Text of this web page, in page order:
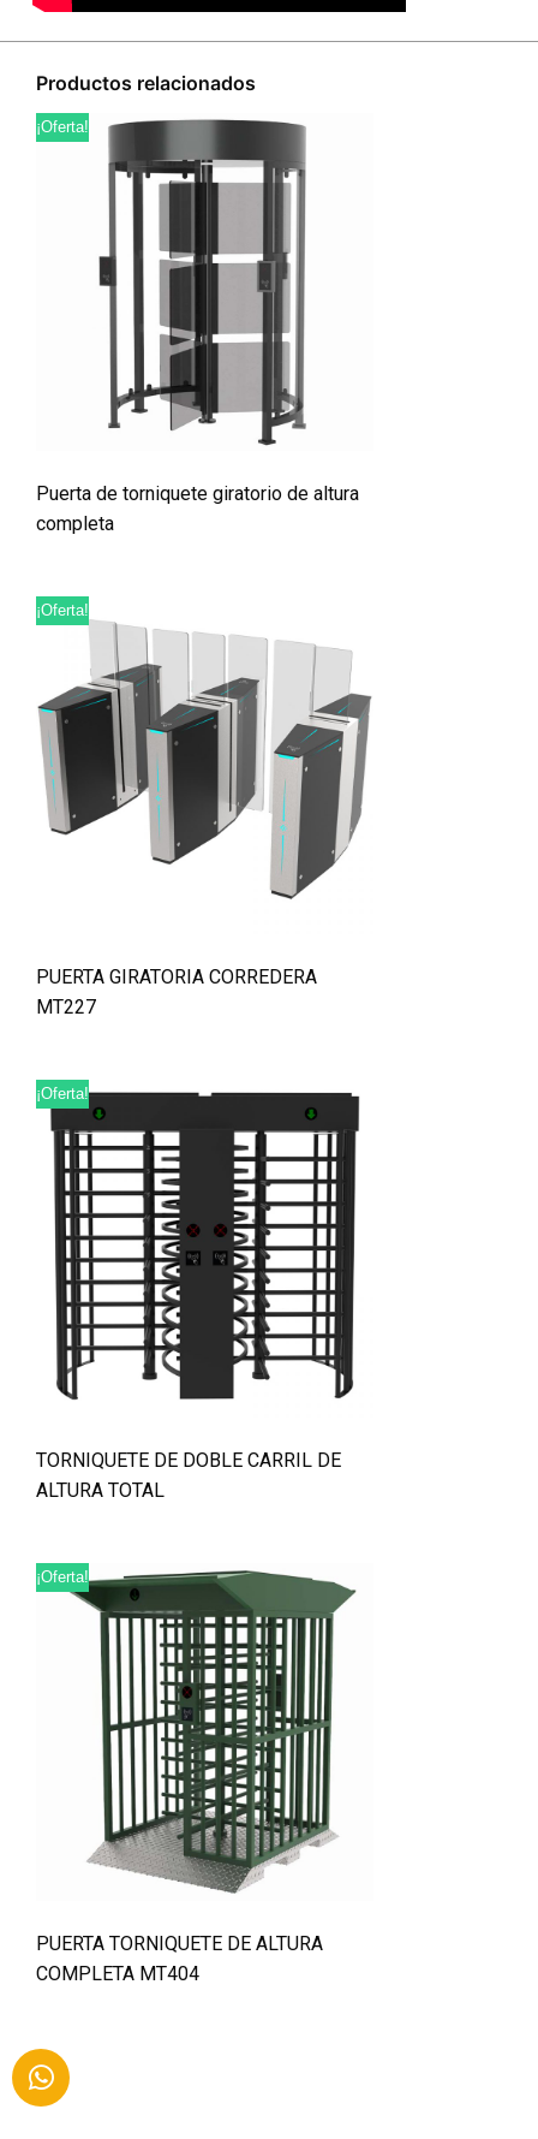
Productos relacionados
¡Oferta!
Puerta de torniquete giratorio de altura
completa
¡Oferta!
PUERTA GIRATORIA CORREDERA
MT227
¡Oferta!
TORNIQUETE DE DOBLE CARRIL DE
ALTURA TOTAL
¡Oferta!
PUERTA TORNIQUETE DE ALTURA
COMPLETA MT404